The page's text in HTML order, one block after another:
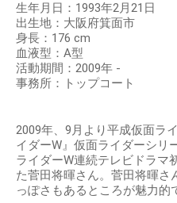
生年月日：1993年2月21日
出生地：大阪府箕面市
身長：176 cm
血液型：A型
活動期間：2009年 -
事務所：トップコート
2009年、9月より平成仮面ラ
イダーW』仮面ライダーシリ
ライダーW連続テレビドラマ
た菅田将暉さん。菅田将暉さ
っぽさもあるところが魅力的